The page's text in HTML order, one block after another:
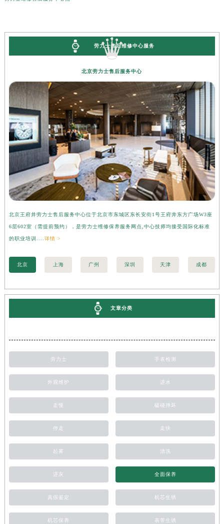
劳力士售后维修中心服务
北京劳力士售后服务中心
北京王府井劳力士售后服务中心位于北京市东城区东长安街1号王府井东方广场W3座
6层602室（需提前预约），是劳力士维修保养服务网点,中心技师均接受国际化标准
的职业培训....详情 >
北京 上海 广州 深圳 天津 成都
文章分类
劳力士 手表检测
外观维护 进水
走慢 磕碰摔坏
停走 走快
起雾 清洗
进灰 全面保养
真假鉴定 机芯生锈
机芯保养 表带生锈